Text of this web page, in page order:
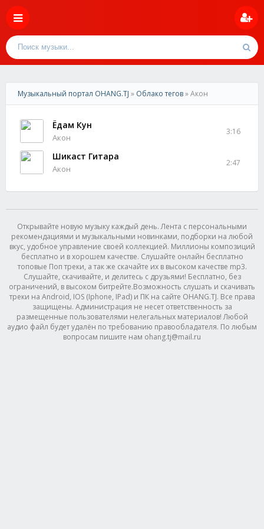
Музыкальный портал OHANG.TJ » Облако тегов» Акон
Ёдам Кун
Акон
3:16
Шикаст Гитара
Акон
2:47
Открывайте новую музыку каждый день. Лента с персональными
рекомендациями и музыкальными новинками, подборки на любой
вкус, удобное управление своей коллекцией. Миллионы композиций
бесплатно и в хорошем качестве. Слушайте онлайн бесплатно
топовые Поп треки, а так же скачайте их в высоком качестве mp3.
Слушайте, скачивайте, и делитесь с друзьями! Бесплатно, без
ограничений, в высоком битрейте.Возможность слушать и скачивать
треки на Android, IOS (Iphone, IPad) и ПК на сайте OHANG.TJ. Все права
защищены. Администрация не несет ответственность за
размещенные пользователями нелегальных материалов! Любой
аудио файл будет удалён по требованию правообладателя. По любым
вопросам пишите нам ohang.tj@mail.ru